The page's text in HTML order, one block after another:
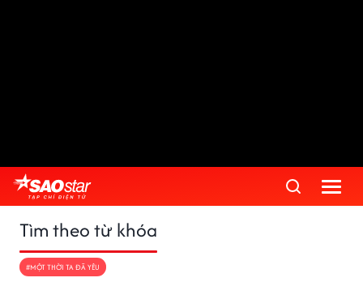
Tìm theo từ khóa
#MỘT THỜI TA ĐÃ YÊU